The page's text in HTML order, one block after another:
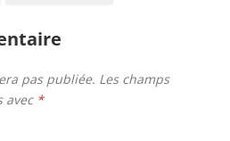
pas publiée. Les champs
avec *